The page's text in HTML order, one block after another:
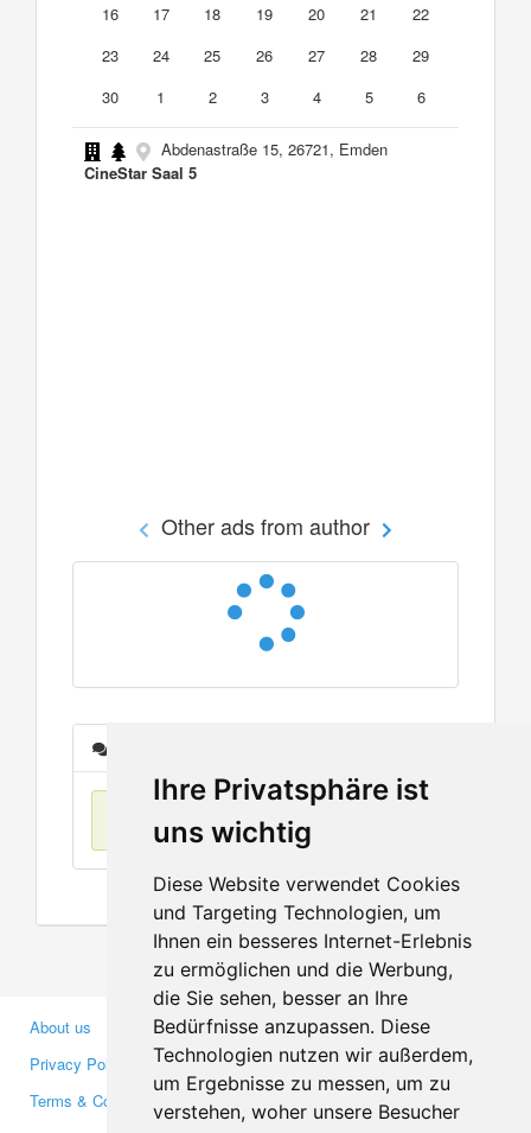
Ihre Privatsphäre ist
uns wichtig
Diese Website verwendet Cookies
und Targeting Technologien, um
Ihnen ein besseres Internet-Erlebnis
zu ermöglichen und die Werbung,
die Sie sehen, besser an Ihre
Bedürfnisse anzupassen. Diese
Technologien nutzen wir außerdem,
um Ergebnisse zu messen, um zu
verstehen, woher unsere Besucher
16
17 18 19 20 21
22
23
24 25 26 27 28
29
30
1 2 3 4 5 6
Abdenastraße 15, 26721, Emden
CineStar Saal 5
Other ads from author
No items found
About us
Privacy Policy
Terms & Conditions
Business Partners
Investors